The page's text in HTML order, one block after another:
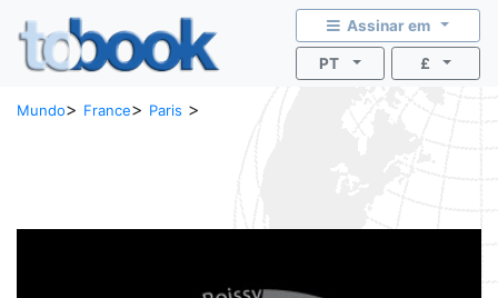
Assinar em
PT £
Mundo> France> Paris >